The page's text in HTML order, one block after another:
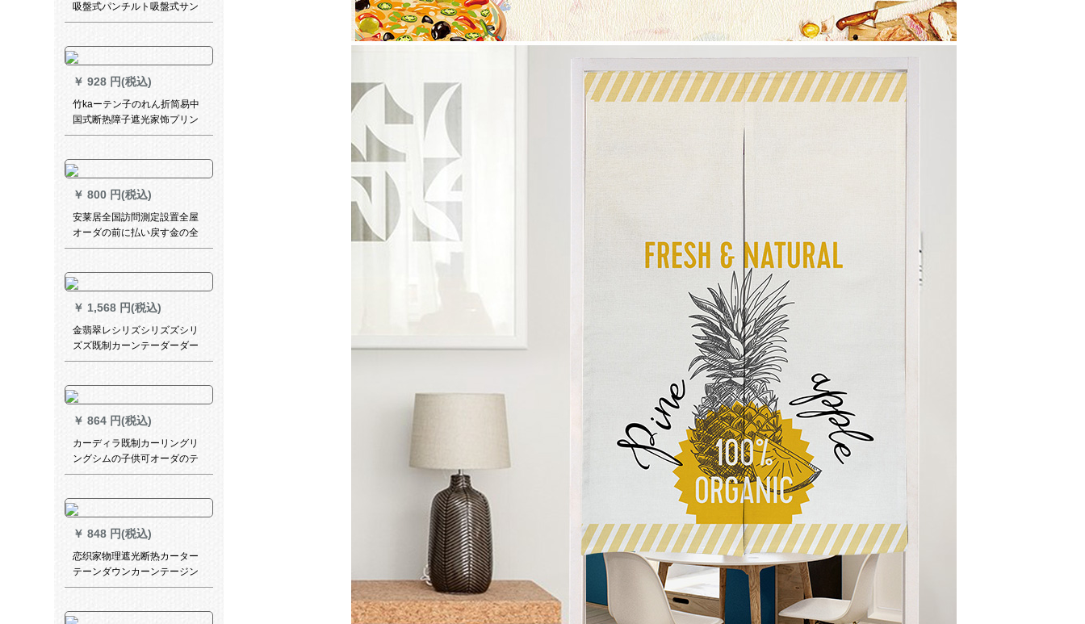
吸盤式パンチルト吸盤式サン
バステックス寝室断熱遮光カ
ート
￥ 928 円(税込)
竹kaーテン子のれん折简易中
国式断热障子遮光家饰プリン
スト竹カーラーラテンのれん
￥ 800 円(税込)
安莱居全国訪問測定設置全屋
オーダの前に払い戻す金の全
国訪問測定設定サービスビエ
提供します。
￥ 1,568 円(税込)
金翡翠レシリズシリズズシリ
ズズ既制カーンテーダーダー
ダーシリーズシリーズシリー
シリーズシリーズシリーズシ
リーズシリーズシリーズシリ
ーズシリーズシリーズシリー
ズシリーズシリーズシリーズ
シリーズシリーズシリーズシ
ズシリーズシリーズシリーズ
シリーズシリーズシリーズシ
リーズシリーズシリーズシリ
ズシリーズシリーズシリーズ
シリーズシリーズシリーズシ
リーズシリーズシリーズシリ
￥ 864 円(税込)
カーディラ既制カーリングリ
ングシムの子供可オーダのテ
ーラーカーン扫き出し窓カー
エントリングリングリングリ
ングリングリングリングリン
グリング（幸福树）フュージ
ョンダンカーン/每1メトル？
￥ 848 円(税込)
恋织家物理遮光断热カーター
テーンダウンカーンテージン
ンンンショートカーンテーテ
ン出窓既制カーンシステムシ